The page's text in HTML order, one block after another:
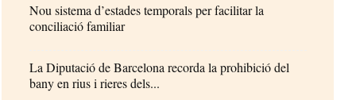
Nou sistema d’estades temporals per facilitar la
conciliació familiar
La Diputació de Barcelona recorda la prohibició del
bany en rius i rieres dels...